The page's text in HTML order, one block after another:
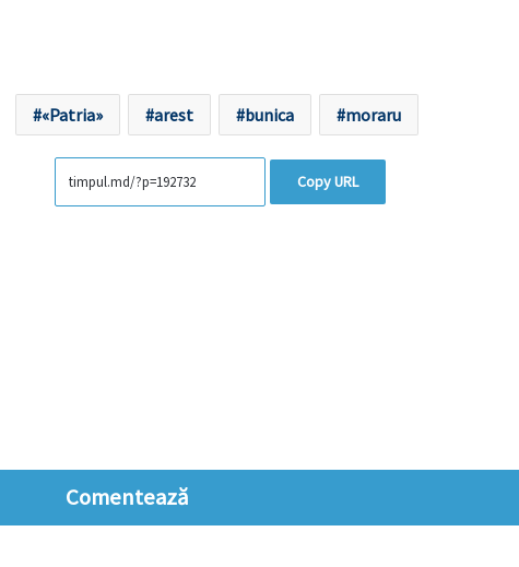
«Patria» arest bunica moraru
Copy URL
Comentează